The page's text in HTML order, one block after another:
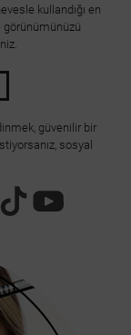
kullandığı en
görünümünüzü
güvenilir bir
sosyal